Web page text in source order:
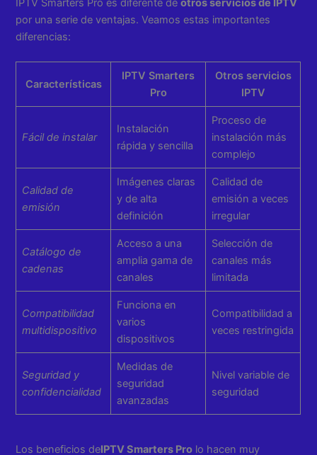
IPTV Smarters Pro es diferente deotros servicios de IPTV
por una serie de ventajas. Veamos estas importantes
diferencias:
Características
IPTV Smarters
Pro
Otros servicios
IPTV
Fácil de instalar
Instalación
rápida y sencilla
Proceso de
instalación más
complejo
Calidad de
emisión
Imágenes claras
y de alta
definición
Calidad de
emisión a veces
irregular
Catálogo de
cadenas
Acceso a una
amplia gama de
canales
Selección de
canales más
limitada
Compatibilidad
multidispositivo
Funciona en
varios
dispositivos
Compatibilidad a
veces restringida
Seguridad y
confidencialidad
Medidas de
seguridad
avanzadas
Nivel variable de
seguridad
Los beneficios deIPTV Smarters Pro lo hacen muy